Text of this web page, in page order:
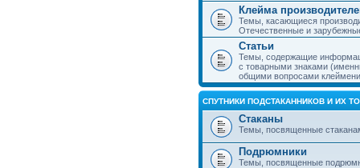
Клейма
Темы, касающиеся
Отечественные и
Статьи
Темы, содержащие
с товарными знаками
общими вопросами
СПУТНИКИ ПОДСТАКАННИКОВ И ИХ
Стаканы
Темы, посвященные
Подрюмники
Темы, посвященные